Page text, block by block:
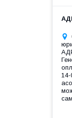
14-